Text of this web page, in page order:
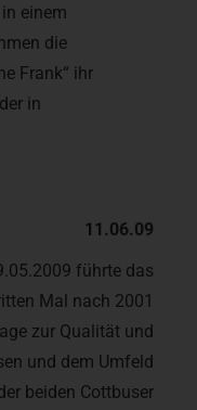
einem
die
Frank“ ihr
in
11.06.09
führte das
Mal nach 2001
zur Qualität und
und dem Umfeld
beiden Cottbuser